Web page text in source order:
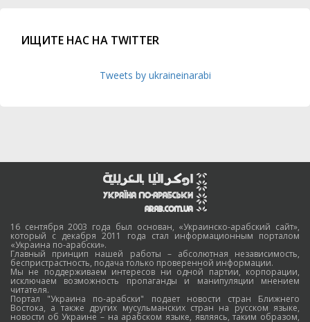
ИЩИТЕ НАС НА TWITTER
Tweets by ukraineinarabi
16 сентября 2003 года был основан, «Украинско-арабский сайт»,
который с декабря 2011 года стал информационным порталом
«Украина по-арабски».
Главный принцип нашей работы – абсолютная независимость,
беспристрастность, подача только проверенной информации.
Мы не поддерживаем интересов ни одной партии, корпорации,
исключаем возможность пропаганды и манипуляции мнением
читателя.
Портал "Украина по-арабски" подает новости стран Ближнего
Востока, а также других мусульманских стран на русском языке,
новости об Украине – на арабском языке, являясь, таким образом,